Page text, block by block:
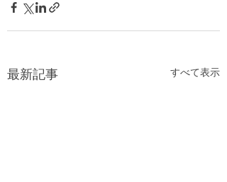
最新記事 すべて表示